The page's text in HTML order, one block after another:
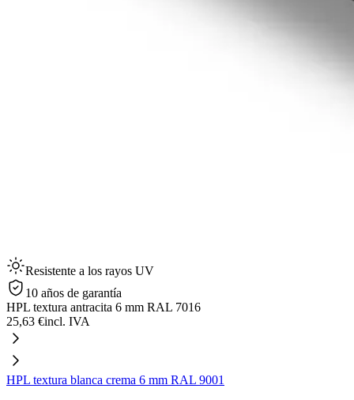
Resistente a los rayos UV
10 años de garantía
HPL textura antracita 6 mm RAL 7016
25,63 €incl. IVA
HPL textura blanca crema 6 mm RAL 9001